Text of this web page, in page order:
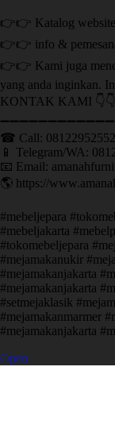
👉👉 Katalog
👉👉 info &
👉👉 Kami juga
yang anda inginkan.
KONTAK KAMI 👇👇
☎ Call:
📱 Telegram/WA:
📧 Email:
🌎 https://
#mebeljepara
#mebeljakarta
#tokomebeljepara
#mejamakanukir
#mejamakanjakarta
#mejamakanjakarta
#setmejaklasik
#mejamakanmarmer
#mejamakanjakarta
Open